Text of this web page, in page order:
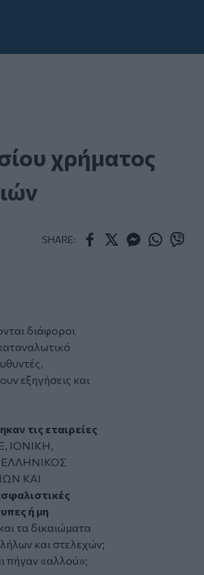
χρήματος
SHARE:
διάφοροι
εξηγήσεις και
τις εταιρείες
ΙΟΝΙΚΗ,
ΚΑΙ
ή μη
τα δικαιώματα
και στελεχών;
πήγαν «αλλού»;